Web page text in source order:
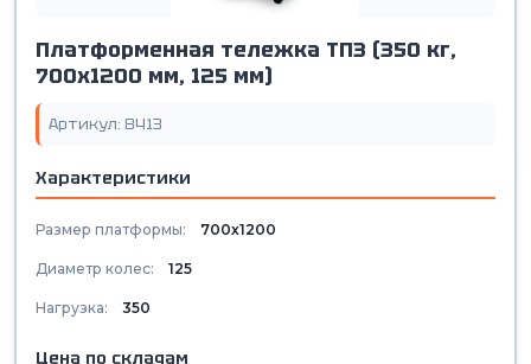
Платформенная тележка ТП3 (350 кг,
700х1200 мм, 125 мм)
Артикул: 8413
Характеристики
Размер платформы: 700х1200
Диаметр колес: 125
Нагрузка: 350
Цена по складам